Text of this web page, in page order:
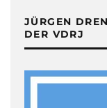
JÜRGEN
DER VDRJ